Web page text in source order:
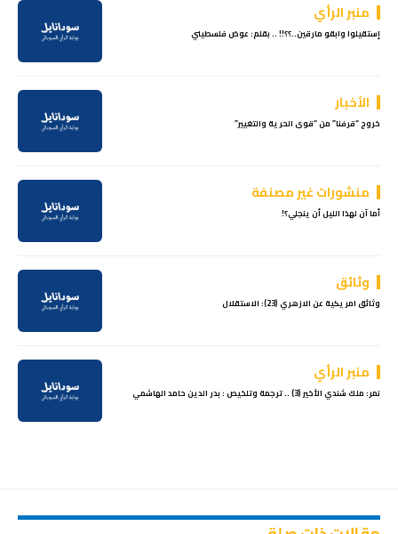
منبر الرأي
إستقيلوا وابقو مارقين..؟؟!! .. بقلم: عوض فلسطيني
الأخبار
خروج “قرفنا” من “قوى الحرية والتغيير”
منشورات غير مصنفة
أما آن لهذا الليل أن ينجلي؟!
وثائق
وثائق امريكية عن الازهري (23): الاستقلال
منبر الرأي
نمر: ملك شندي الأخير (3) .. ترجمة وتلخيص : بدر الدين حامد الهاشمي